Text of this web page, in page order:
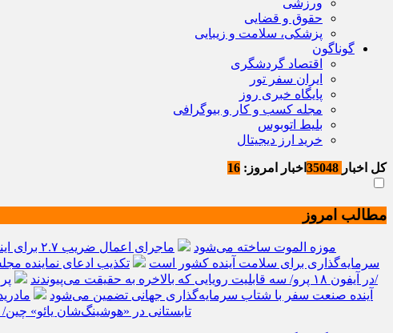
ورزشی
حقوق و قضایی
پزشکی، سلامت و زیبایی
گوناگون
اقتصاد گردشگری
ایران سفر تور
پایگاه خبری روز
مجله کسب و کار و بیوگرافی
بلیط اتوبوس
خرید ارز دیجیتال
کل اخبار اخبار امروز: 16
مطالب امروز
موزه الموت ساخته می‌شود ماجرای اعمال ضریب ۲.۷ برای اینترنت بین‌الملل چیست؟
سرمایه‌گذاری برای سلامت آینده کشور است
تکذیب ادعای نماینده
در آیفون ۱۸ پرو/ سه قابلیت رویایی که بالاخره به حقیقت می‌پیوندند
WTTC: آینده صنعت سفر با شتاب سرمایه‌گذاری جهانی تضمین می‌شود
تابستانی در «هوشینگ‌شان یائو»